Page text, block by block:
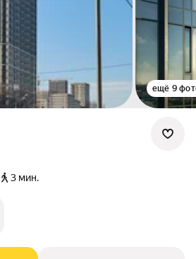
ещё 9
3 мин.